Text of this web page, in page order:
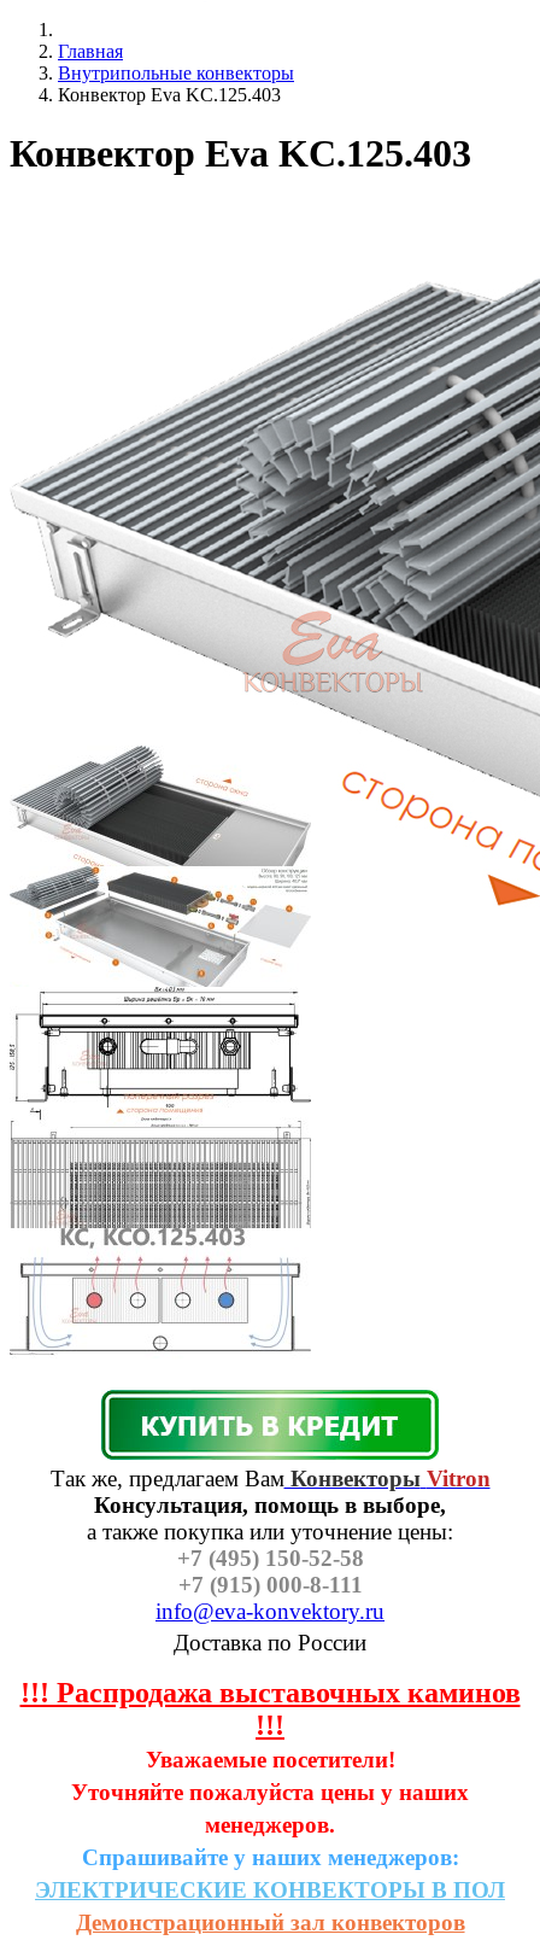
Главная
Внутрипольные конвекторы
Конвектор Eva KC.125.403
Конвектор Eva KC.125.403
Так же, предлагаем ВамКонвекторы Vitron
Консультация, помощь в выборе,
а также покупка или уточнение цены:
+7 (495) 150-52-58
+7 (915) 000-8-111
info@eva-konvektory.ru
Доставка по России
!!! Распродажа выставочных каминов
!!!
Уважаемые посетители!
Уточняйте пожалуйста цены у наших
менеджеров.
Спрашивайте у наших менеджеров:
ЭЛЕКТРИЧЕСКИЕ КОНВЕКТОРЫ В ПОЛ
Демонстрационный зал конвекторов